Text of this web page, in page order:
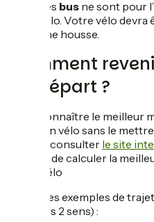
Les bus ne sont pour
vélo. Votre vélo
une housse.
Comment
de départ ?
Pour connaître le meilleur
avec son vélo sans le
pouvez consulter le site
permet de calculer la
votre vélo
Quelques exemples de
(dans les 2 sens) :